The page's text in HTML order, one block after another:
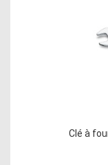
Clé à